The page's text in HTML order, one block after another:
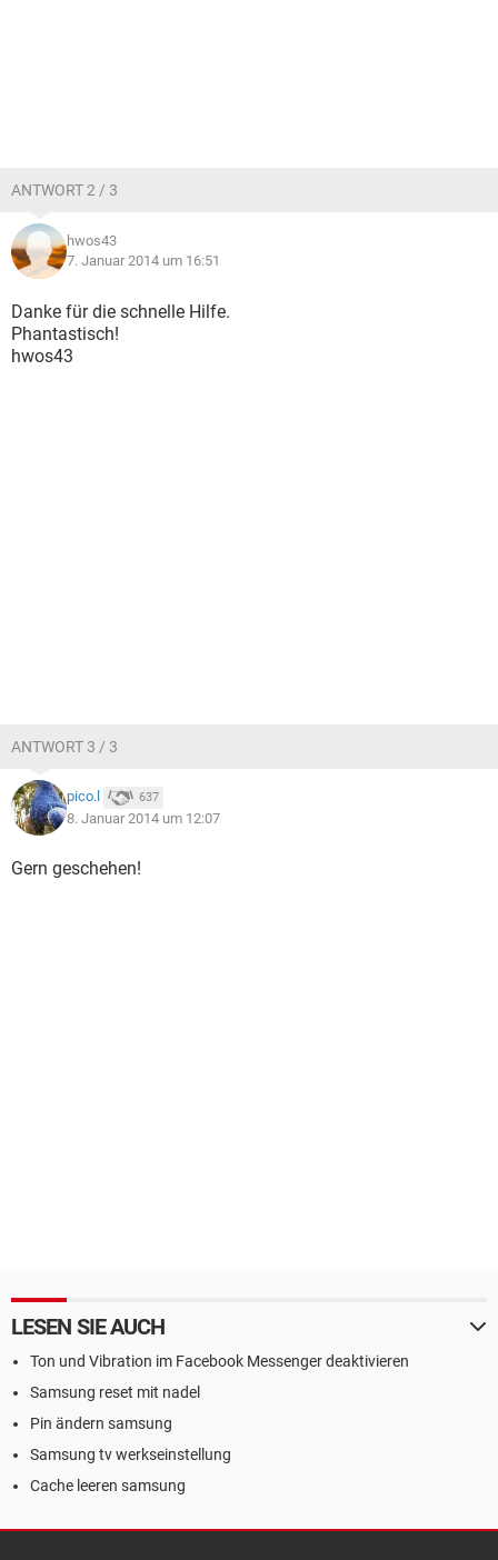
ANTWORT 2 / 3
hwos43
7. Januar 2014 um 16:51
Danke für die schnelle Hilfe.
Phantastisch!
hwos43
ANTWORT 3 / 3
pico.l 637
8. Januar 2014 um 12:07
Gern geschehen!
LESEN SIE AUCH
Ton und Vibration im Facebook Messenger deaktivieren
Samsung reset mit nadel
Pin ändern samsung
Samsung tv werkseinstellung
Cache leeren samsung